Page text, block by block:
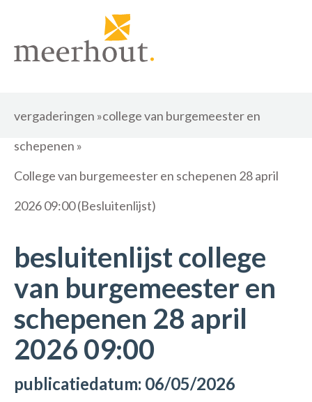
vergaderingen »college van burgemeester en
schepenen »
College van burgemeester en schepenen 28 april
2026 09:00 (Besluitenlijst)
besluitenlijst college
van burgemeester en
schepenen 28 april
2026 09:00
publicatiedatum: 06/05/2026